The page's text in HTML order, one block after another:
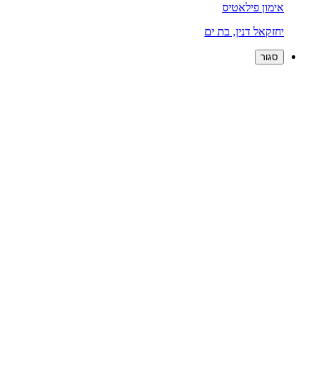
אימון פילאטיס
יחזקאל דנין, בת ים
סגור